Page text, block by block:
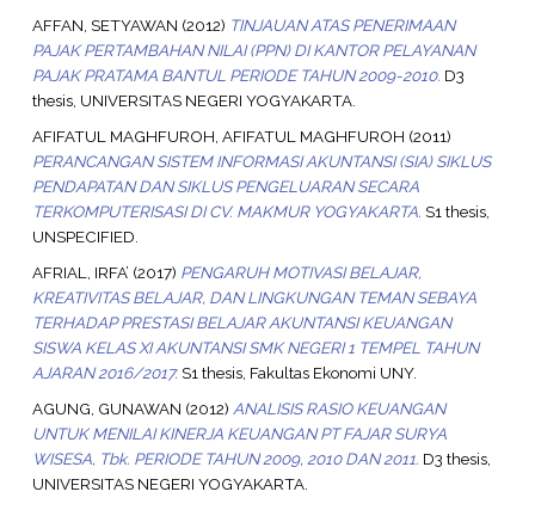
AFFAN, SETYAWAN (2012) TINJAUAN ATAS PENERIMAAN
PAJAK PERTAMBAHAN NILAI (PPN) DI KANTOR PELAYANAN
PAJAK PRATAMA BANTUL PERIODE TAHUN 2009-2010. D3
thesis, UNIVERSITAS NEGERI YOGYAKARTA.
AFIFATUL MAGHFUROH, AFIFATUL MAGHFUROH (2011)
PERANCANGAN SISTEM INFORMASI AKUNTANSI (SIA) SIKLUS
PENDAPATAN DAN SIKLUS PENGELUARAN SECARA
TERKOMPUTERISASI DI CV. MAKMUR YOGYAKARTA. S1 thesis,
UNSPECIFIED.
AFRIAL, IRFA’ (2017) PENGARUH MOTIVASI BELAJAR,
KREATIVITAS BELAJAR, DAN LINGKUNGAN TEMAN SEBAYA
TERHADAP PRESTASI BELAJAR AKUNTANSI KEUANGAN
SISWA KELAS XI AKUNTANSI SMK NEGERI 1 TEMPEL TAHUN
AJARAN 2016/2017.S1 thesis, Fakultas Ekonomi UNY.
AGUNG, GUNAWAN (2012) ANALISIS RASIO KEUANGAN
UNTUK MENILAI KINERJA KEUANGAN PT FAJAR SURYA
WISESA, Tbk. PERIODE TAHUN 2009, 2010 DAN 2011. D3 thesis,
UNIVERSITAS NEGERI YOGYAKARTA.